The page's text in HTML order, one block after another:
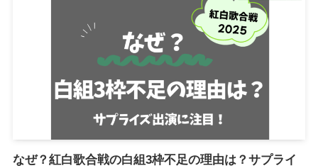
なぜ？紅白歌合戦の白組3枠不足の理由は？サプライ